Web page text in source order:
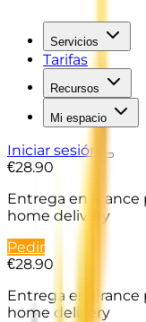
Servicios
Tarifas
Recursos
Mi espacio
Iniciar sesión
€28.90
Entrega en France
home delivery
Pedir
€28.90
Entrega en France
home delivery